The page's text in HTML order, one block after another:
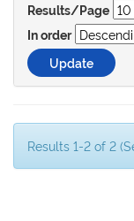
Results/Page
In order
Results 1-2 of 2